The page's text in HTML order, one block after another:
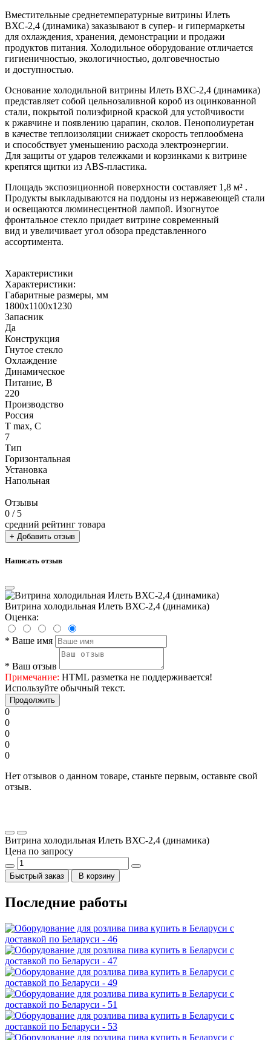
Вместительные среднетемпературные витрины Илеть
ВХС-2,4 (динамика) заказывают в супер- и гипермаркеты
для охлаждения, хранения, демонстрации и продажи
продуктов питания. Холодильное оборудование отличается
гигиеничностью, экологичностью, долговечностью
и доступностью.
Основание холодильной витрины Илеть ВХС-2,4 (динамика)
представляет собой цельнозаливной короб из оцинкованной
стали, покрытой полиэфирной краской для устойчивости
к ржавчине и появлению царапин, сколов. Пенополиуретан
в качестве теплоизоляции снижает скорость теплообмена
и способствует уменьшению расхода электроэнергии.
Для защиты от ударов тележками и корзинками к витрине
крепятся щитки из ABS-пластика.
Площадь экспозиционной поверхности составляет 1,8 м² .
Продукты выкладываются на поддоны из нержавеющей стали
и освещаются люминесцентной лампой. Изогнутое
фронтальное стекло придает витрине современный
вид и увеличивает угол обзора представленного
ассортимента.
Характеристики
Характеристики:
Габаритные размеры, мм
1800х1100х1230
Запасник
Да
Конструкция
Гнутое стекло
Охлаждение
Динамическое
Питание, В
220
Производство
Россия
Т max, С
7
Тип
Горизонтальная
Установка
Напольная
Отзывы
0 / 5
средний рейтинг товара
+ Добавить отзыв
Написать отзыв
Витрина холодильная Илеть ВХС-2,4 (динамика)
Оценка:
* Ваше имя
* Ваш отзыв
Примечание: HTML разметка не поддерживается!
Используйте обычный текст.
Продолжить
0
0
0
0
0
Нет отзывов о данном товаре, станьте первым, оставьте свой
отзыв.
Витрина холодильная Илеть ВХС-2,4 (динамика)
Цена по запросу
Быстрый заказ В корзину
Последние работы